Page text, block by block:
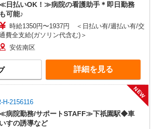
日払いOK！≫病院の看護助手＊即日勤務
も可能♪
時給1350円〜1937円 ＜日払い有/週払い有/交
費全支給(ガソリン代含む)＞
安佐南区
詳細を見る
2156116
NEW
病院勤務/サポートSTAFF≫下祇園駅◆車
いすの誘導など